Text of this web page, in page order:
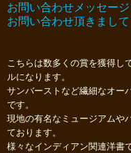
お問い合わせメッセー
お問い合わせ頂きまし
こちらは数多くの賞を獲得し
ルになります。
サンバーストなど繊細なオー
です。
現地の有名なミュージアムや
ております。
様々なインディアン関連洋書